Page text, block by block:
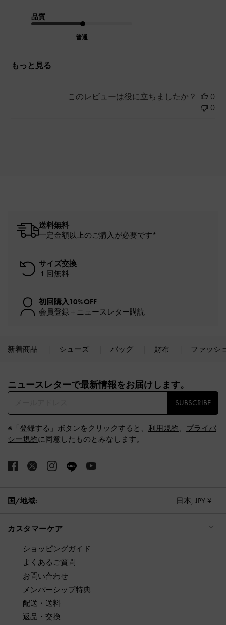
品質
普通
もっと見る
このレビューは役に立ちましたか？
0
0
送料無料
一定金額以上のご購入が必要です*
サイズ交換
１回無料
初回購入10%OFF
会員登録＋ニュースレター購読
新着商品 シューズ バッグ 財布 ファッシ
ニュースレターで最新情報をお届けします。​
SUBSCRIBE
※「登録する」ボタンをクリックすると、 利用規約、 プライバ
シー規約に同意したものとみなします。
国/地域: 日本, JPY ¥
カスタマーケア
ショッピングガイド
よくあるご質問
お問い合わせ
メンバーシップ特典
配送・送料
返品・交換